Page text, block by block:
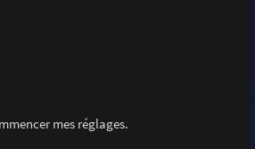
mes réglages.